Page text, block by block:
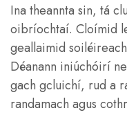
Ina theannta sin, tá
oibríochtaí. Cloímid
geallaimid
Déanann iniúchóirí
gach gcluichí, rud a
randamach agus